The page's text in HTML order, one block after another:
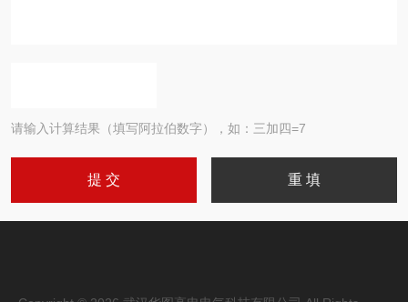
请输入计算结果（填写阿拉伯数字），如：三加四=7